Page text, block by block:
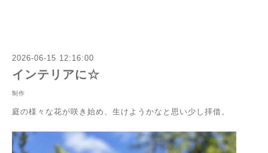
2026-06-15 12:16:00
インテリアに☆
制作
庭の様々な花が咲き始め、生けようかなと思い少し拝借。